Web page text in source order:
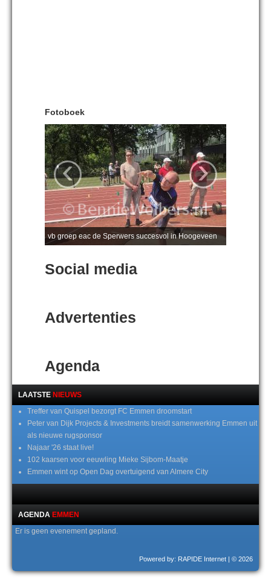
Fotoboek
vb groep eac de Sperwers succesvol in Hoogeveen
‹ ›
Social media
Advertenties
Agenda
LAATSTE NIEUWS
Treffer van Quispel bezorgt FC Emmen droomstart
Peter van Dijk Projects & Investments breidt samenwerking Emmen uit
als nieuwe rugsponsor
Najaar '26 staat live!
102 kaarsen voor eeuwling Mieke Sijbom-Maatje
Emmen wint op Open Dag overtuigend van Almere City
AGENDA EMMEN
Er is geen evenement gepland.
Powered by: RAPIDE Internet | © 2026